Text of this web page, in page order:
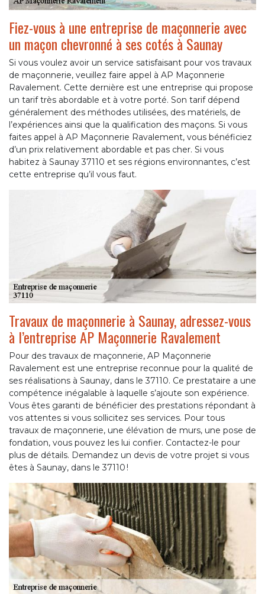
Fiez-vous à une entreprise de maçonnerie avec
un maçon chevronné à ses cotés à Saunay
Si vous voulez avoir un service satisfaisant pour vos travaux
de maçonnerie, veuillez faire appel à AP Maçonnerie
Ravalement. Cette dernière est une entreprise qui propose
un tarif très abordable et à votre porté. Son tarif dépend
généralement des méthodes utilisées, des matériels, de
l’expériences ainsi que la qualification des maçons. Si vous
faites appel à AP Maçonnerie Ravalement, vous bénéficiez
d’un prix relativement abordable et pas cher. Si vous
habitez à Saunay 37110 et ses régions environnantes, c’est
cette entreprise qu’il vous faut.
Travaux de maçonnerie à Saunay, adressez-vous
à l’entreprise AP Maçonnerie Ravalement
Pour des travaux de maçonnerie, AP Maçonnerie
Ravalement est une entreprise reconnue pour la qualité de
ses réalisations à Saunay, dans le 37110. Ce prestataire a une
compétence inégalable à laquelle s’ajoute son expérience.
Vous êtes garanti de bénéficier des prestations répondant à
vos attentes si vous sollicitez ses services. Pour tous
travaux de maçonnerie, une élévation de murs, une pose de
fondation, vous pouvez les lui confier. Contactez-le pour
plus de détails. Demandez un devis de votre projet si vous
êtes à Saunay, dans le 37110 !